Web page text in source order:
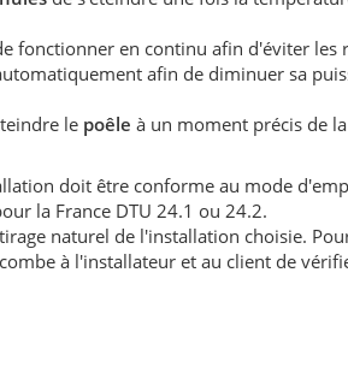
fonctionner en continu afin d'éviter les
afin de diminuer sa
le poêle à un moment précis de
doit être conforme au mode
la France DTU 24.1 ou 24.2.
naturel de l'installation choisie.
à l'installateur et au client de